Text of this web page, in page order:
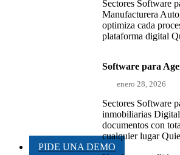
Sectores Software
Manufacturera
optimiza cada
plataforma digital
Software para
enero 28, 2026
Sectores Software
inmobiliarias
documentos con
cualquier lugar
PIDE UNA DEMO